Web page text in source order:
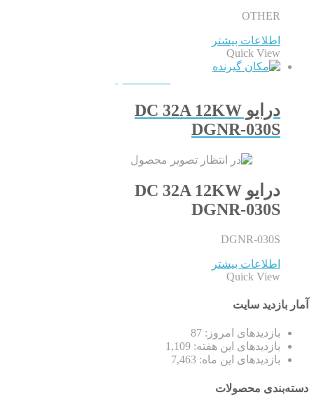
OTHER
اطلاعات بیشتر
Quick View
درایو DC 32A 12KW
DGNR-030S
درایو DC 32A 12KW
DGNR-030S
DGNR-030S
اطلاعات بیشتر
Quick View
آمار بازدید سایت
بازدیدهای امروز: 87
بازدیدهای این هفته: 1,109
بازدیدهای این ماه: 7,463
دسته‌بندی محصولات